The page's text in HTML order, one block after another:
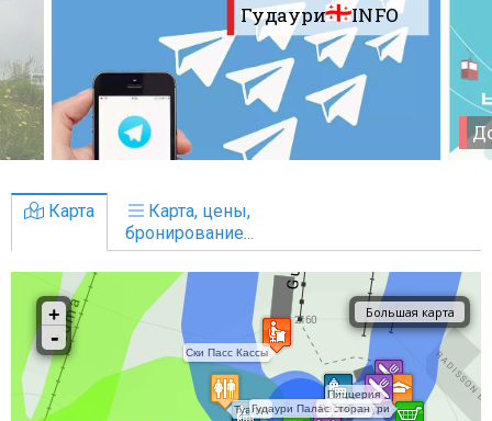
Гудаури
INFO
Карта
Карта, цены,
бронирование...